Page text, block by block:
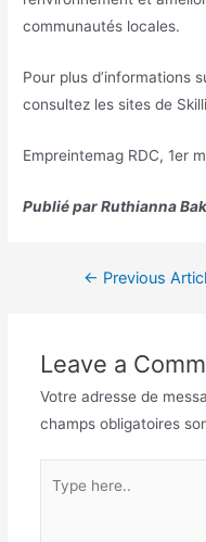
communautés locales.
Pour plus d’informations
consultez les sites de
Empreintemag RDC, 1er
Publié par Ruthianna
← Previous
Leave a
Votre adresse de
champs obligatoires